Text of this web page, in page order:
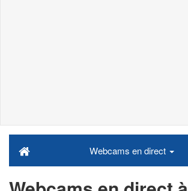
Webcams en direct